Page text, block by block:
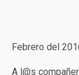
Febrero del
A l@s